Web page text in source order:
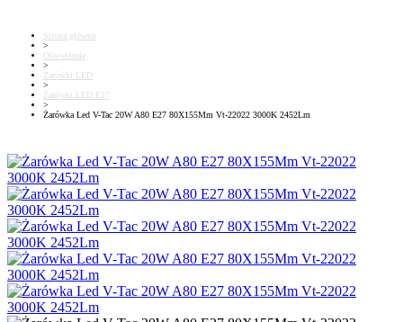
Strona główna
>
Oświetlenie
>
Żarówki LED
>
Żarówki LED E27
>
Żarówka Led V-Tac 20W A80 E27 80X155Mm Vt-22022 3000K 2452Lm